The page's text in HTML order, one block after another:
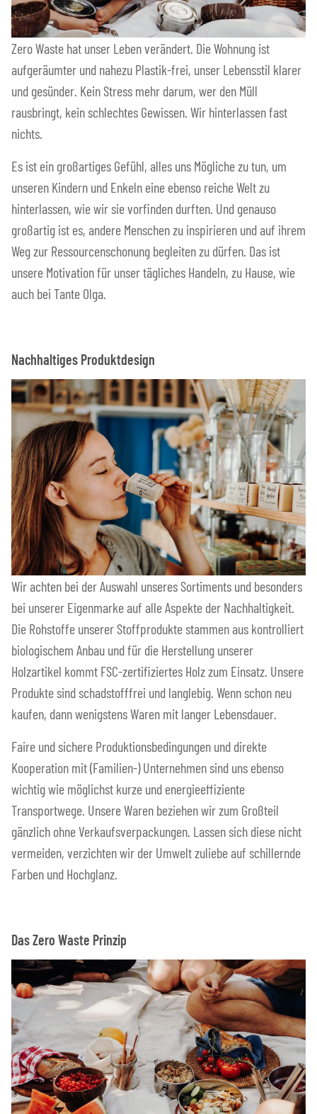
Zero Waste hat unser Leben verändert. Die Wohnung ist
aufgeräumter und nahezu Plastik-frei, unser Lebensstil klarer
und gesünder. Kein Stress mehr darum, wer den Müll
rausbringt, kein schlechtes Gewissen. Wir hinterlassen fast
nichts.
Es ist ein großartiges Gefühl, alles uns Mögliche zu tun, um
unseren Kindern und Enkeln eine ebenso reiche Welt zu
hinterlassen, wie wir sie vorfinden durften. Und genauso
großartig ist es, andere Menschen zu inspirieren und auf ihrem
Weg zur Ressourcenschonung begleiten zu dürfen. Das ist
unsere Motivation für unser tägliches Handeln, zu Hause, wie
auch bei Tante Olga.
Nachhaltiges Produktdesign
Wir achten bei der Auswahl unseres Sortiments und besonders
bei unserer Eigenmarke auf alle Aspekte der Nachhaltigkeit.
Die Rohstoffe unserer Stoffprodukte stammen aus kontrolliert
biologischem Anbau und für die Herstellung unserer
Holzartikel kommt FSC-zertifiziertes Holz zum Einsatz. Unsere
Produkte sind schadstofffrei und langlebig. Wenn schon neu
kaufen, dann wenigstens Waren mit langer Lebensdauer.
Faire und sichere Produktionsbedingungen und direkte
Kooperation mit (Familien-) Unternehmen sind uns ebenso
wichtig wie möglichst kurze und energieeffiziente
Transportwege. Unsere Waren beziehen wir zum Großteil
gänzlich ohne Verkaufsverpackungen. Lassen sich diese nicht
vermeiden, verzichten wir der Umwelt zuliebe auf schillernde
Farben und Hochglanz.
Das Zero Waste Prinzip